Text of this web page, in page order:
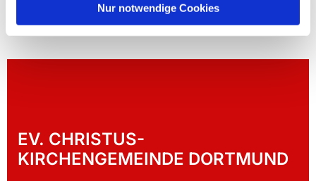
Nur notwendige Cookies
EV. CHRISTUS-
KIRCHENGEMEINDE DORTMUND